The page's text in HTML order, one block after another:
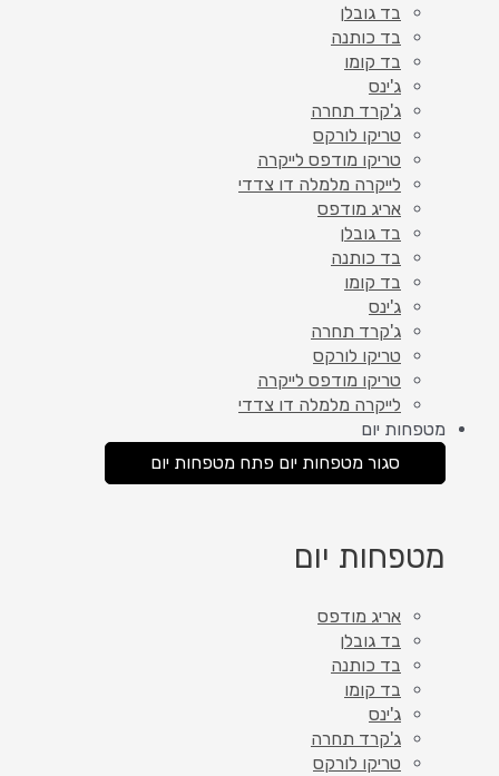
בד גובלן
בד כותנה
בד קומו
ג'ינס
ג'קרד תחרה
טריקו לורקס
טריקו מודפס לייקרה
לייקרה מלמלה דו צדדי
אריג מודפס
בד גובלן
בד כותנה
בד קומו
ג'ינס
ג'קרד תחרה
טריקו לורקס
טריקו מודפס לייקרה
לייקרה מלמלה דו צדדי
מטפחות יום
סגור מטפחות יום פתח מטפחות יום
מטפחות יום
אריג מודפס
בד גובלן
בד כותנה
בד קומו
ג'ינס
ג'קרד תחרה
טריקו לורקס